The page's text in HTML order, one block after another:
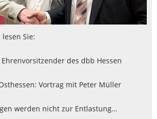
Sie:
des dbb Hessen
Vortrag mit Peter Müller
werden nicht zur Entlastung…